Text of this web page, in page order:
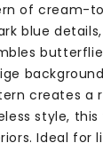
of cream-
blue
creates a
style,
Ideal for